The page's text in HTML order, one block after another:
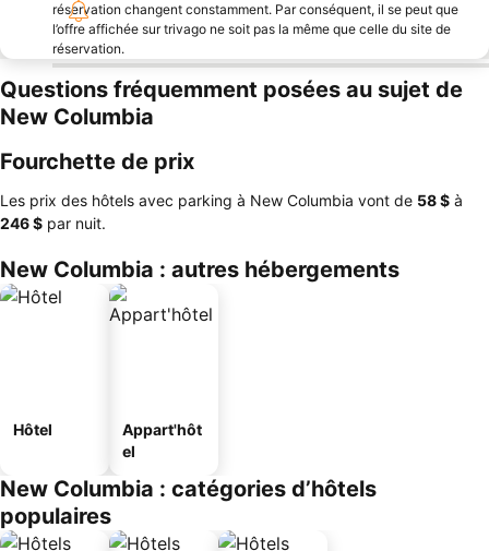
réservation changent constamment. Par conséquent, il se peut que
l’offre affichée sur trivago ne soit pas la même que celle du site de
réservation.
Questions fréquemment posées au sujet de
New Columbia
Fourchette de prix
Les prix des hôtels avec parking à New Columbia vont de ‎58 $ à
‎246 $ par nuit.
New Columbia : autres hébergements
Hôtel
Appart'hôt
el
New Columbia : catégories d’hôtels
populaires